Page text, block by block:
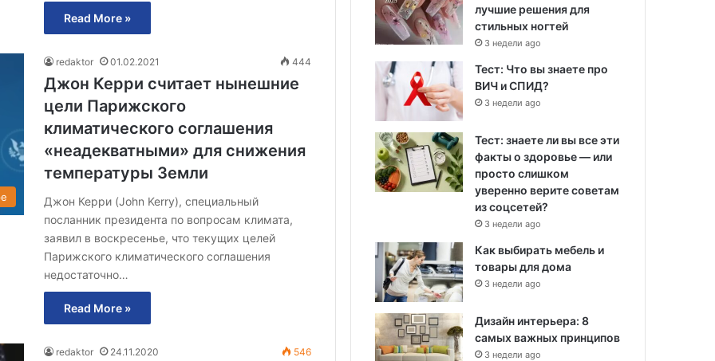
Read More »
redaktor 01.02.2021 444
Джон Керри считает нынешние
цели Парижского
климатического соглашения
«неадекватными» для снижения
температуры Земли
Джон Керри (John Kerry), специальный
посланник президента по вопросам климата,
заявил в воскресенье, что текущих целей
Парижского климатического соглашения
недостаточно…
Read More »
redaktor 24.11.2020 546
лучшие решения для
стильных ногтей
3 недели ago
Тест: Что вы знаете про
ВИЧ и СПИД?
3 недели ago
Тест: знаете ли вы все эти
факты о здоровье — или
просто слишком
уверенно верите советам
из соцсетей?
3 недели ago
Как выбирать мебель и
товары для дома
3 недели ago
Дизайн интерьера: 8
самых важных принципов
3 недели ago